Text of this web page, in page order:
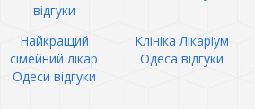
відгуки
Найкращий
сімейний лікар
Одеси відгуки
Клініка Лікаріум
Одеса відгуки